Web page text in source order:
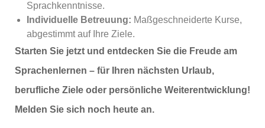
Sprachkenntnisse.
Individuelle Betreuung: Maßgeschneiderte Kurse,
abgestimmt auf Ihre Ziele.
Starten Sie jetzt und entdecken Sie die Freude am
Sprachenlernen – für Ihren nächsten Urlaub,
berufliche Ziele oder persönliche Weiterentwicklung!
Melden Sie sich noch heute an.